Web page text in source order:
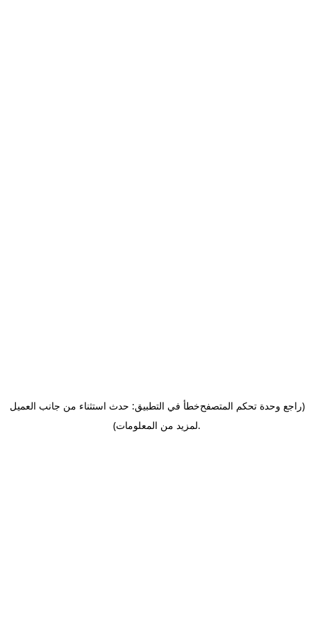
خطأ في التطبيق: حدث استثناء من جانب العميل(راجع وحدة تحكم المتصفح
لمزيد من المعلومات).